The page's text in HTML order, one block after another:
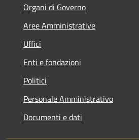
Organi di Governo
Aree Amministrative
Uffici
Enti e fondazioni
Politici
Personale Amministrativo
Documenti e dati